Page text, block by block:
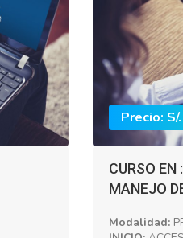
Precio:
CURSO EN
MANEJO
Modalidad: